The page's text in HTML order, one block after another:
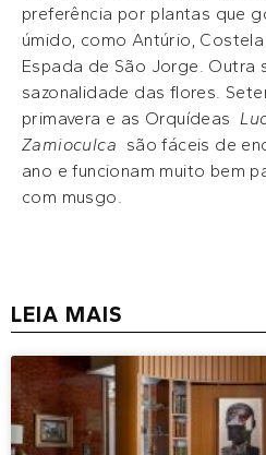
preferência por plantas que
úmido, como Antúrio,
Espada de São Jorge. Outra
sazonalidade das flores.
primavera e as Orquídeas
Zamioculca são fáceis de
ano e funcionam muito bem
com musgo.
LEIA MAIS